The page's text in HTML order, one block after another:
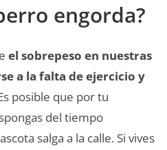
engorda?
el sobrepeso en nuestras
a la falta de ejercicio y
posible que por tu
del tiempo
salga a la calle. Si vives